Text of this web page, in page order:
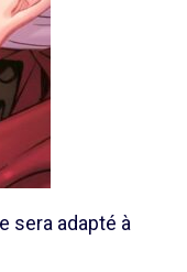
sera adapté à